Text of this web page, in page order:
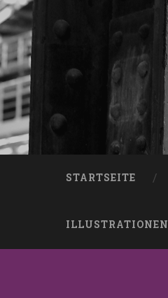
STARTSEITE
ILLUSTRATIONEN